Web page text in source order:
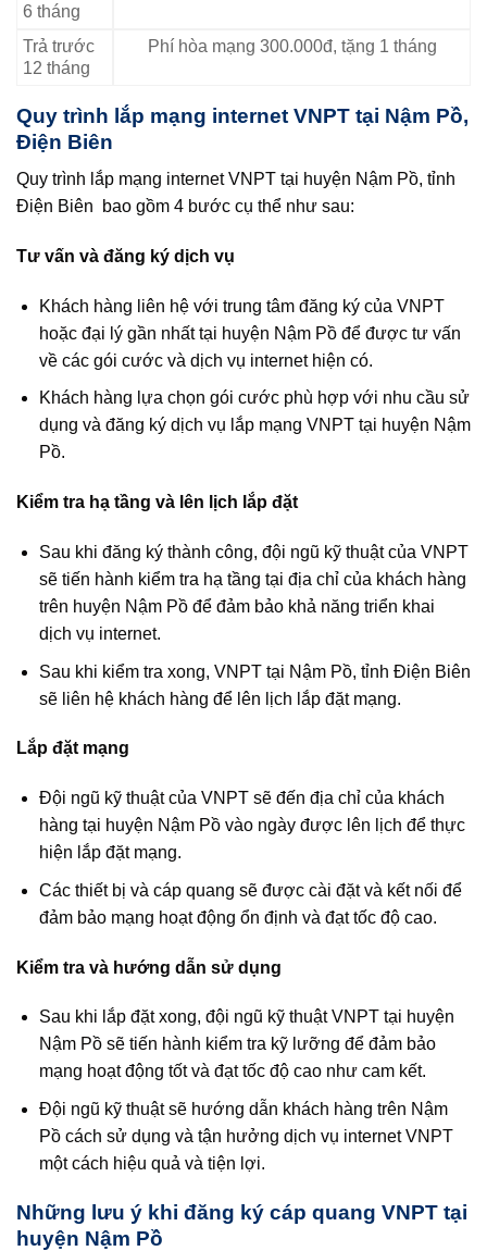
6 tháng
Trả trước
12 tháng
Phí hòa mạng 300.000đ, tặng 1 tháng
Quy trình lắp mạng internet VNPT tại Nậm Pồ,
Điện Biên
Quy trình lắp mạng internet VNPT tại huyện Nậm Pồ, tỉnh
Điện Biên bao gồm 4 bước cụ thể như sau:
Tư vấn và đăng ký dịch vụ
Khách hàng liên hệ với trung tâm đăng ký của VNPT
hoặc đại lý gần nhất tại huyện Nậm Pồ để được tư vấn
về các gói cước và dịch vụ internet hiện có.
Khách hàng lựa chọn gói cước phù hợp với nhu cầu sử
dụng và đăng ký dịch vụ lắp mạng VNPT tại huyện Nậm
Pồ.
Kiểm tra hạ tầng và lên lịch lắp đặt
Sau khi đăng ký thành công, đội ngũ kỹ thuật của VNPT
sẽ tiến hành kiểm tra hạ tầng tại địa chỉ của khách hàng
trên huyện Nậm Pồ để đảm bảo khả năng triển khai
dịch vụ internet.
Sau khi kiểm tra xong, VNPT tại Nậm Pồ, tỉnh Điện Biên
sẽ liên hệ khách hàng để lên lịch lắp đặt mạng.
Lắp đặt mạng
Đội ngũ kỹ thuật của VNPT sẽ đến địa chỉ của khách
hàng tại huyện Nậm Pồ vào ngày được lên lịch để thực
hiện lắp đặt mạng.
Các thiết bị và cáp quang sẽ được cài đặt và kết nối để
đảm bảo mạng hoạt động ổn định và đạt tốc độ cao.
Kiểm tra và hướng dẫn sử dụng
Sau khi lắp đặt xong, đội ngũ kỹ thuật VNPT tại huyện
Nậm Pồ sẽ tiến hành kiểm tra kỹ lưỡng để đảm bảo
mạng hoạt động tốt và đạt tốc độ cao như cam kết.
Đội ngũ kỹ thuật sẽ hướng dẫn khách hàng trên Nậm
Pồ cách sử dụng và tận hưởng dịch vụ internet VNPT
một cách hiệu quả và tiện lợi.
Những lưu ý khi đăng ký cáp quang VNPT tại
huyện Nậm Pồ